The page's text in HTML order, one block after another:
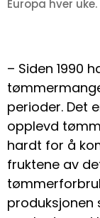
Europa hver uke.
– Siden 1990
perioder. Det
opplevd
hardt for å
fruktene av
produksjonen